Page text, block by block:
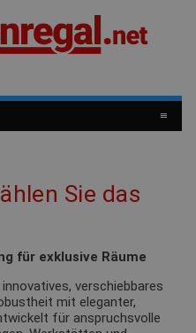
≡
Sie das
für exklusive Räume
verschiebbares
mit eleganter,
für anspruchsvolle